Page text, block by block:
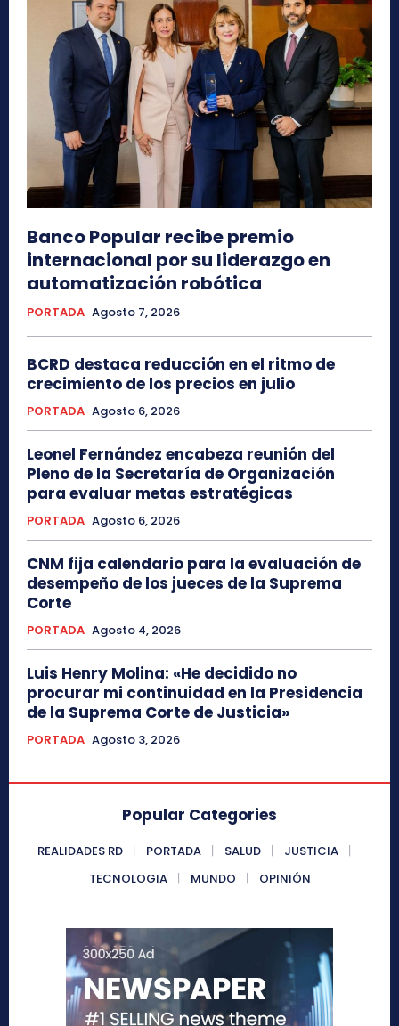
Banco Popular recibe premio
internacional por su liderazgo en
automatización robótica
PORTADA Agosto 7, 2026
BCRD destaca reducción en el ritmo de
crecimiento de los precios en julio
PORTADA Agosto 6, 2026
Leonel Fernández encabeza reunión del
Pleno de la Secretaría de Organización
para evaluar metas estratégicas
PORTADA Agosto 6, 2026
CNM fija calendario para la evaluación de
desempeño de los jueces de la Suprema
Corte
PORTADA Agosto 4, 2026
Luis Henry Molina: «He decidido no
procurar mi continuidad en la Presidencia
de la Suprema Corte de Justicia»
PORTADA Agosto 3, 2026
Popular Categories
REALIDADES RD PORTADA SALUD
JUSTICIA
TECNOLOGIA
MUNDO OPINIÓN